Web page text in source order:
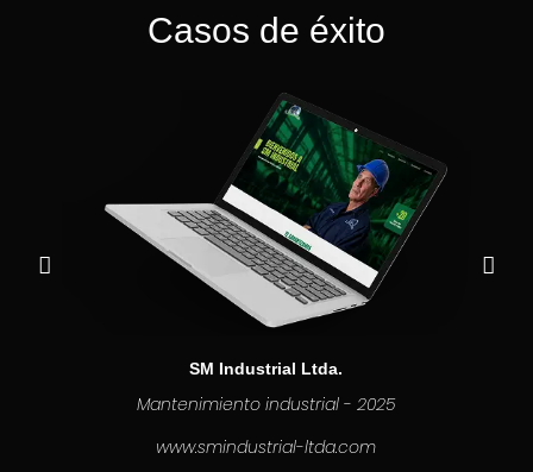
Casos de éxito
SM Industrial Ltda.
Mantenimiento industrial - 2025
www.smindustrial-ltda.com